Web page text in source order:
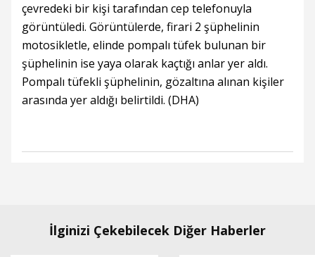
çevredeki bir kişi tarafından cep telefonuyla
görüntüledi. Görüntülerde, firari 2 şüphelinin
motosikletle, elinde pompalı tüfek bulunan bir
şüphelinin ise yaya olarak kaçtığı anlar yer aldı.
Pompalı tüfekli şüphelinin, gözaltına alınan kişiler
arasında yer aldığı belirtildi. (DHA)
İlginizi Çekebilecek Diğer Haberler